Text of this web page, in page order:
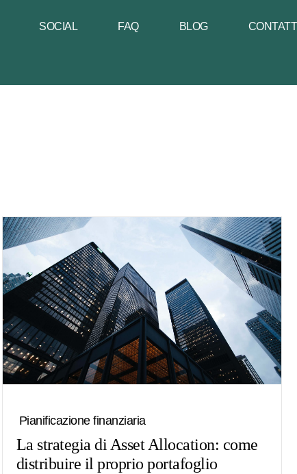
SOCIAL FAQ BLOG
Pianificazione finanziaria
La strategia di Asset Allocation: come
distribuire il proprio portafoglio